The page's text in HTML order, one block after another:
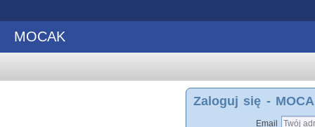
MOCAK
Zaloguj się -
Email